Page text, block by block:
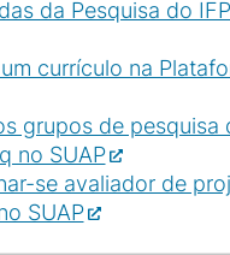
da Pesquisa do
currículo na
grupos de pesquisa
no SUAP
se avaliador de
SUAP